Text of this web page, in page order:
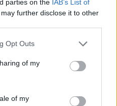
parties on the IAB’s List of
further disclose it to other
Opt Outs
of my
of my
quero passar"